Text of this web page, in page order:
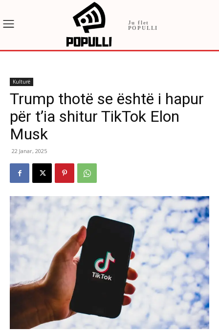
Ju flet
POPULLI
Kulturë
Trump thotë se është i hapur
për t’ia shitur TikTok Elon
Musk
22 Janar, 2025